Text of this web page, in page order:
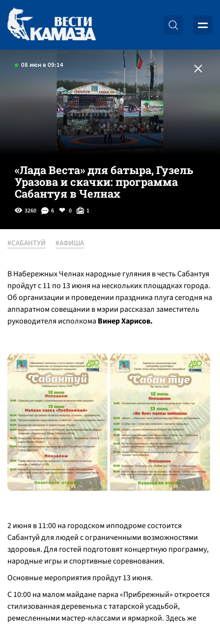
08 июн в 09:14
«Лада Веста» для батыра, Гузель
Уразова и скачки: программа
Сабантуя в Челнах
3260 6 0 1
#САБАНТУЙ #АФИША
В Набережных Челнах народные гуляния в честь Сабантуя
пройдут с 11 по 13 июня на нескольких площадках города.
Об организации и проведении праздника плуга сегодня на
аппаратном совещании в мэрии рассказал заместитель
руководителя исполкома Винер Харисов.
2 июня в 11:00 на городском ипподроме состоится
Сабантуй для людей с ограниченными возможностями
здоровья. Для гостей подготовят концертную программу,
народные игры и спортивные соревнования.
Основные мероприятия пройдут 13 июня.
С 10:00 на малом майдане парка «Прибрежный» откроется
стилизованная деревенька с татарской усадьбой,
ремесленными мастер-классами и ярмаркой. Здесь же